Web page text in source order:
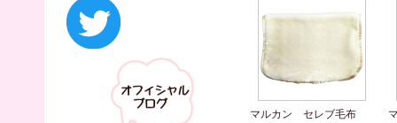
マルカン セレブ毛布